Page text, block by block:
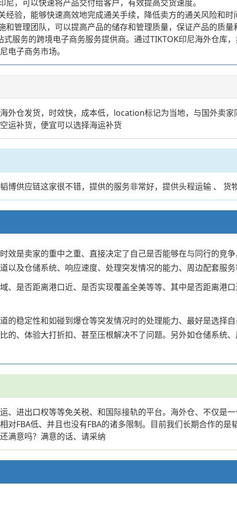
，可以快速将产品交付给客户，有效提高交货速度。
验，能够快速高效地完成通关手续，降低卖方的通关风险和时
管理团队，可以提高产品的储存和管理质量，保证产品的质量
服务的跨境电子商务服务提供商。通过TIKTOK印尼海外仓库
电子商务市场。
外仓发货，时效快，成本低，location标记为当地，与国外卖
运补货，便宜可以选择海运补货
供应链这家很不错，提供的服务非常好，提供头程运输 、 货
是卖家的重中之重、直接决定了自己是否能够在与同行的竞
及仓储系统、响应速度、处理突发情况的能力、周边配套服务
、是否距离港口近、是否实现覆盖全美等等、其中是否距离港
的稳定性和如碰到爆仓等突发情况时的处理能力、最好是选择
的、体验大打折扣、甚至压根解决不了问题。另外如仓储系统
、进出口权等等免关税、和国际接轨的平台。海外仓、不仅是
对FBA低、并且也没有FBA的诸多限制。目前我们长期合作的
满意吗？满意的话、请采纳